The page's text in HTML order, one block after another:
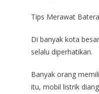
Tips Merawat
Di banyak kota
selalu diperhatikan.
Banyak orang
itu, mobil listrik